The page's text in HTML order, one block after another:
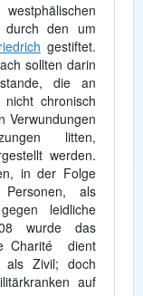
durch den um
gestiftet.
sollten darin
die an
chronisch
Verwundungen
litten,
werden.
in der Folge
als
leidliche
wurde das
Charité dient
Zivil; doch
auf